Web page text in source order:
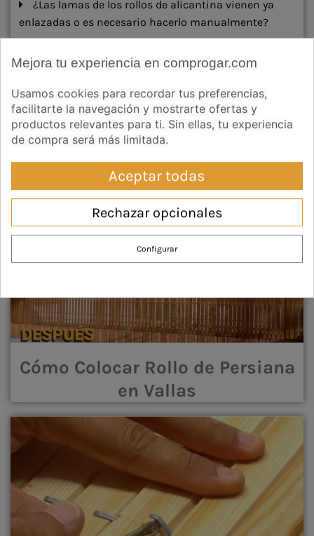
¿Las lamas de los rollos de alicantina vienen ya
enlazadas o es necesario hacerlo manualmente?
Alicantinas:
Cómo Colocar Rollo de Persiana
en Vallas
Mejora tu experiencia en comprogar.com
Usamos cookies para recordar tus preferencias,
facilitarte la navegación y mostrarte ofertas y
productos relevantes para ti. Sin ellas, tu experiencia
de compra será más limitada.
Aceptar todas
Rechazar opcionales
Configurar